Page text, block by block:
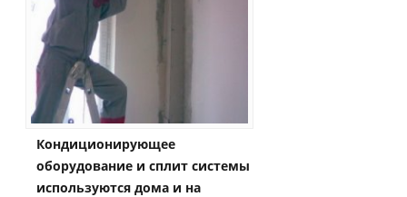
Кондиционирующее
оборудование и сплит системы
используются дома и на